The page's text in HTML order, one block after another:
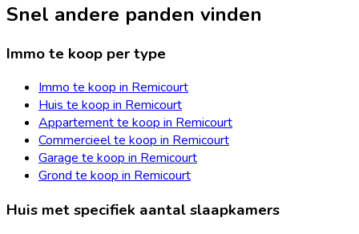
Snel andere panden vinden
Immo te koop per type
Immo te koop in Remicourt
Huis te koop in Remicourt
Appartement te koop in Remicourt
Commercieel te koop in Remicourt
Garage te koop in Remicourt
Grond te koop in Remicourt
Huis met specifiek aantal slaapkamers